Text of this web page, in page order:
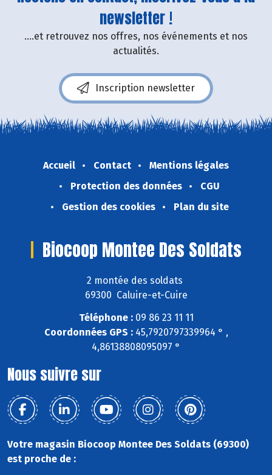
newsletter !
....et retrouvez nos offres, nos événements et nos
actualités.
Inscription newsletter
Accueil Contact
Mentions légales
Protection des données
CGU
Gestion des cookies
Plan du site
Biocoop Montee Des Soldats
2 montée des soldats
69300 Caluire-et-Cuire
Téléphone :09 86 23 11 11
Coordonnées GPS :45,7920797339964 ° ,
4,86138808095097 °
Nous suivre sur
Votre magasin Biocoop Montee Des Soldats (69300)
est proche de :